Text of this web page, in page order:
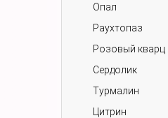
Опал
Раухтопаз
Розовый кварц
Сердолик
Турмалин
Цитрин